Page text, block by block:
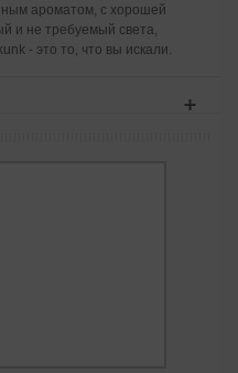
ароматом, с хорошей
и не требуемый света,
- это то, что вы искали.